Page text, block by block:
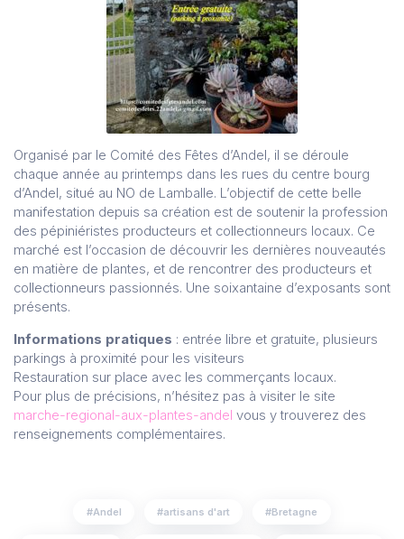
Organisé par le Comité des Fêtes d’Andel, il se déroule
chaque année au printemps dans les rues du centre bourg
d’Andel, situé au NO de Lamballe. L’objectif de cette belle
manifestation depuis sa création est de soutenir la profession
des pépiniéristes producteurs et collectionneurs locaux. Ce
marché est l’occasion de découvrir les dernières nouveautés
en matière de plantes, et de rencontrer des producteurs et
collectionneurs passionnés. Une soixantaine d’exposants sont
présents.
Informations pratiques : entrée libre et gratuite, plusieurs
parkings à proximité pour les visiteurs
Restauration sur place avec les commerçants locaux.
Pour plus de précisions, n’hésitez pas à visiter le site
marche-regional-aux-plantes-andel vous y trouverez des
renseignements complémentaires.
Andel artisans d'art Bretagne